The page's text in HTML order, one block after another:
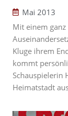
Mai 2013
Mit einem
Kluge ihrem
kommt
Schauspielerin
Heimatstadt